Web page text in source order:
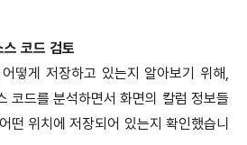
코드 검토
떻게 저장하고 있는지 알아보기 위해,
코드를 분석하면서 화면의 칼럼 정보들
떤 위치에 저장되어 있는지 확인했습니